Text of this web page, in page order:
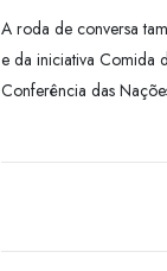
A roda de conversa
e da iniciativa Comida
Conferência das